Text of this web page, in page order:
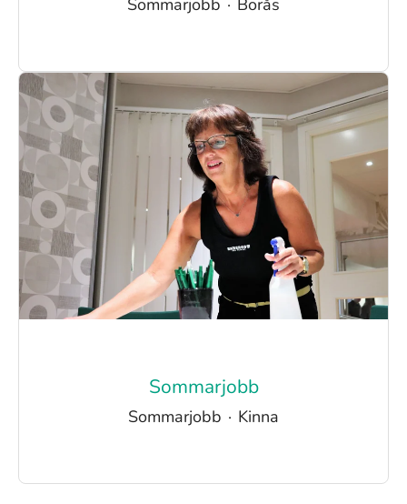
Sommarjobb · Borås
Sommarjobb
Sommarjobb · Kinna